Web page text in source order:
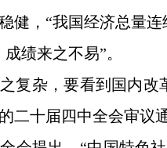
健，“我国经济总量
绩来之不易”。
复杂，要看到国内
二十届四中全会审